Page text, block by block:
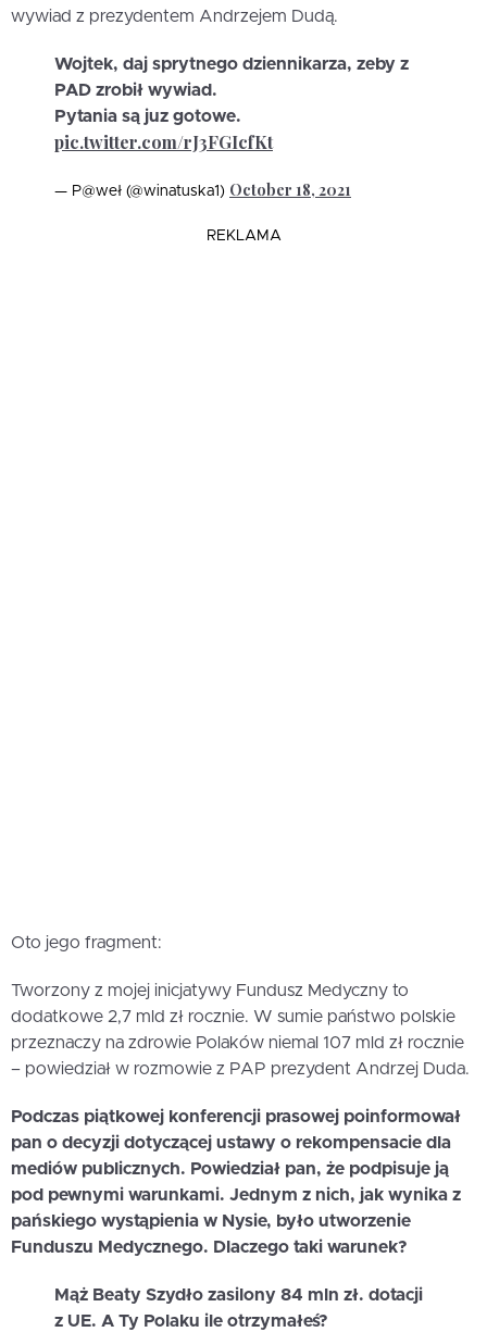
wywiad z prezydentem Andrzejem Dudą.
Wojtek, daj sprytnego dziennikarza, zeby z
PAD zrobił wywiad.
Pytania są juz gotowe.
pic.twitter.com/rJ3FGIcfKt
— P@weł (@winatuska1) October 18, 2021
REKLAMA
Oto jego fragment:
Tworzony z mojej inicjatywy Fundusz Medyczny to
dodatkowe 2,7 mld zł rocznie. W sumie państwo polskie
przeznaczy na zdrowie Polaków niemal 107 mld zł rocznie
– powiedział w rozmowie z PAP prezydent Andrzej Duda.
Podczas piątkowej konferencji prasowej poinformował
pan o decyzji dotyczącej ustawy o rekompensacie dla
mediów publicznych. Powiedział pan, że podpisuje ją
pod pewnymi warunkami. Jednym z nich, jak wynika z
pańskiego wystąpienia w Nysie, było utworzenie
Funduszu Medycznego. Dlaczego taki warunek?
Mąż Beaty Szydło zasilony 84 mln zł. dotacji
z UE. A Ty Polaku ile otrzymałeś?